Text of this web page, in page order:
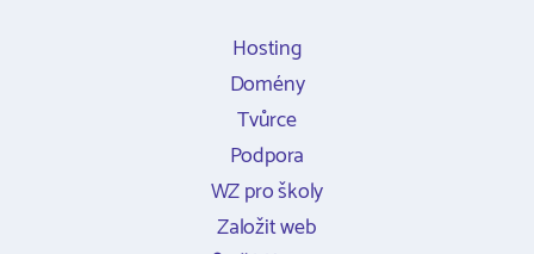
Hosting
Domény
Tvůrce
Podpora
WZ pro školy
Založit web